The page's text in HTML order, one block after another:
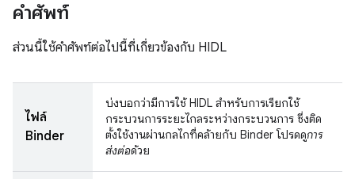
คำศัพท์
ส่วนนี้ใช้คําศัพท์ต่อไปนี้ที่เกี่ยวข้องกับ HIDL
ไฟล์
Binder
บ่งบอกว่ามีการใช้ HIDL สําหรับการเรียกใช้
กระบวนการระยะไกลระหว่างกระบวนการ ซึ่งติด
ตั้งใช้งานผ่านกลไกที่คล้ายกับ Binder โปรดดูการ
ส่งต่อด้วย